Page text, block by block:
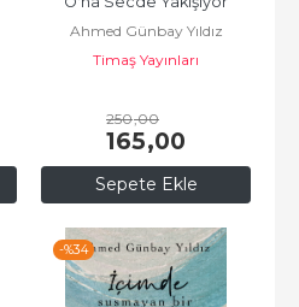
Sepete Ekle
Ahmed Günbay Yıldız
Timaş Yayınları
250,00
165,00
-%34